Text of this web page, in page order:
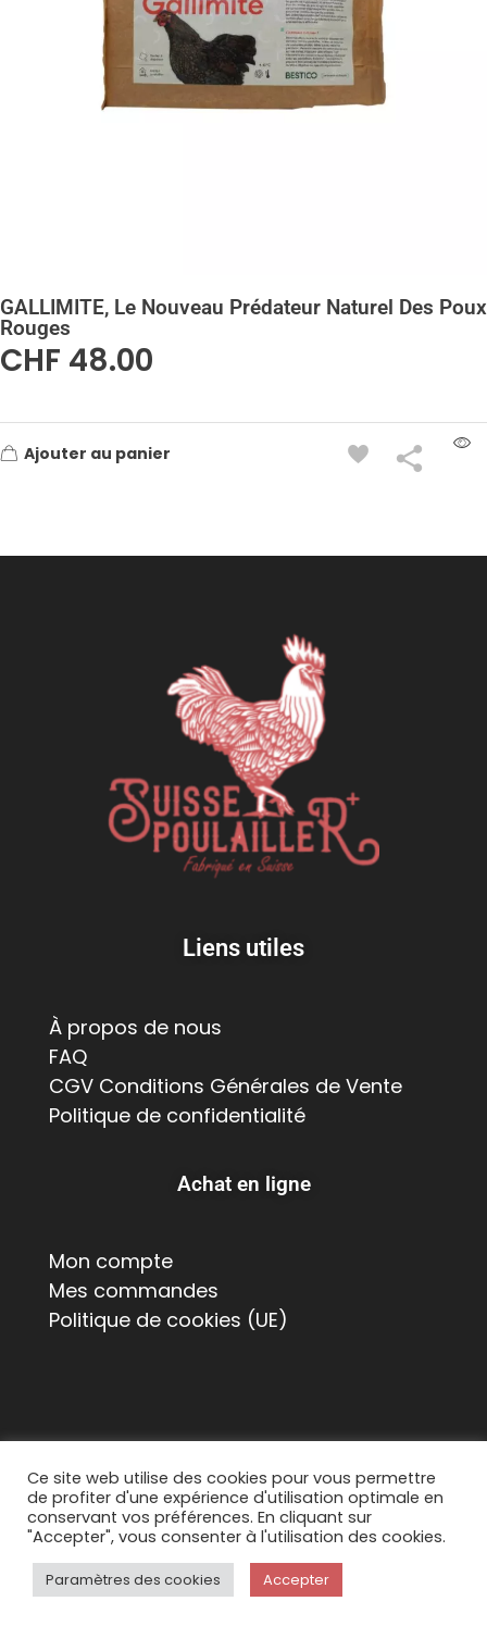
GALLIMITE, Le Nouveau Prédateur Naturel Des Poux
Rouges
CHF 48.00
Ajouter au panier
Liens utiles
À propos de nous
FAQ
CGV Conditions Générales de Vente
Politique de confidentialité
Achat en ligne
Mon compte
Mes commandes
Politique de cookies (UE)
© 2026 Suisse Poulailler MR Sàrl, Chemin de La
Chapelle 8, 1615 Bossonnens
info@suissepoulailler.ch
Ce site web utilise des cookies pour vous permettre
de profiter d'une expérience d'utilisation optimale en
conservant vos préférences. En cliquant sur
"Accepter", vous consenter à l'utilisation des cookies.
Paramètres des cookies Accepter